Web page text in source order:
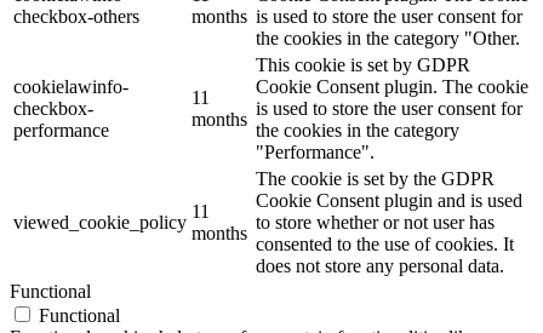
checkbox-others
months is used to store the user consent for
the cookies in the category "Other.
cookielawinfo-
checkbox-
performance
11
months
This cookie is set by GDPR
Cookie Consent plugin. The cookie
is used to store the user consent for
the cookies in the category
"Performance".
viewed_cookie_policy
11
months
The cookie is set by the GDPR
Cookie Consent plugin and is used
to store whether or not user has
consented to the use of cookies. It
does not store any personal data.
Functional
Functional